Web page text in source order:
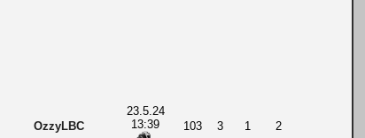
OzzyLBC
23.5.24
13:39
103 3 1 2